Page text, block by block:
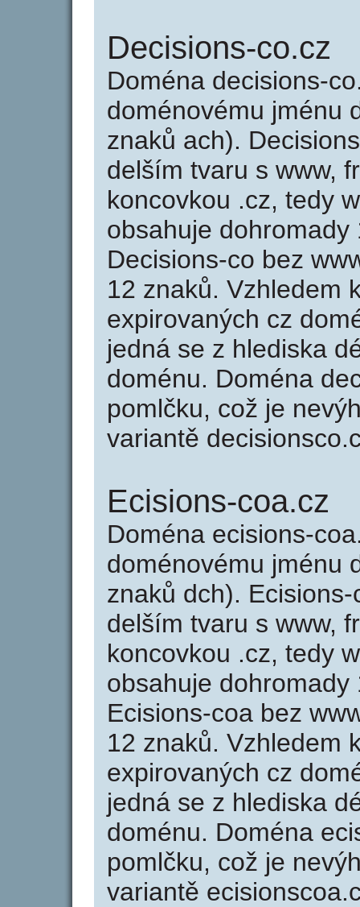
Decisions-co.cz
Doména decisions-
doménovému jménu
znaků ach).
delším tvaru s www,
koncovkou .cz, tedy
obsahuje
Decisions-co bez
12 znaků. Vzhledem
expirovaných cz
jedná se z hlediska
doménu. Doména
pomlčku, což je
variantě
Ecisions-coa.cz
Doména ecisions-
doménovému jménu
znaků dch).
delším tvaru s www,
koncovkou .cz, tedy
obsahuje
Ecisions-coa bez
12 znaků. Vzhledem
expirovaných cz
jedná se z hlediska
doménu. Doména
pomlčku, což je
variantě